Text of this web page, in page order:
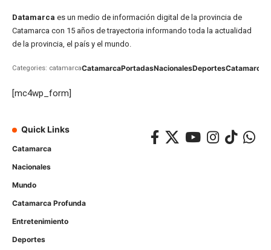
Datamarca es un medio de información digital de la provincia de
Catamarca con 15 años de trayectoria informando toda la actualidad
de la provincia, el país y el mundo.
Categories: catamarcaCatamarcaPortadasNacionalesDeportesCatamarca
[mc4wp_form]
Quick Links
Catamarca
Nacionales
Mundo
Catamarca Profunda
Entretenimiento
Deportes